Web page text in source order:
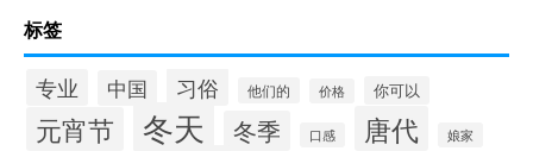
标签
专业 中国 习俗 他们的 价格 你可以
元宵节 冬天 冬季 口感 唐代 娘家